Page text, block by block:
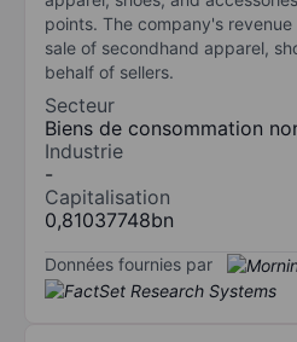
points. The company's
sale of secondhand apparel,
behalf of sellers.
Secteur
Biens de consommation
Industrie
-
Capitalisation
0,81037748bn
Données fournies par